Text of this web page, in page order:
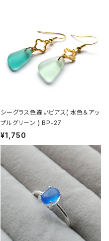
シーグラス色違いピアス( 水色＆アッ
プルグリーン ) BP-27
¥1,750